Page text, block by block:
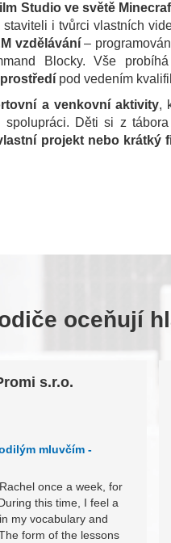
Studio ve světě
i tvůrci vlastních
vzdělávání–
Blocky. Vše
pod vedením
a venkovní aktivity,
Děti si z
projekt nebo krátký
oceňují
s.r.o.
mluvčím -
once a week, for
this time, I feel a
my vocabulary and
form of the lessons